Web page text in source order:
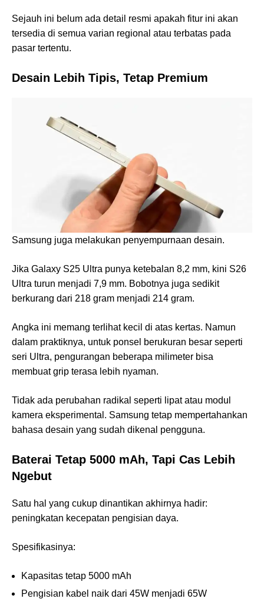
Sejauh ini belum ada detail resmi apakah fitur ini akan
tersedia di semua varian regional atau terbatas pada
pasar tertentu.
Desain Lebih Tipis, Tetap Premium
Samsung juga melakukan penyempurnaan desain.
Jika Galaxy S25 Ultra punya ketebalan 8,2 mm, kini S26
Ultra turun menjadi 7,9 mm. Bobotnya juga sedikit
berkurang dari 218 gram menjadi 214 gram.
Angka ini memang terlihat kecil di atas kertas. Namun
dalam praktiknya, untuk ponsel berukuran besar seperti
seri Ultra, pengurangan beberapa milimeter bisa
membuat grip terasa lebih nyaman.
Tidak ada perubahan radikal seperti lipat atau modul
kamera eksperimental. Samsung tetap mempertahankan
bahasa desain yang sudah dikenal pengguna.
Baterai Tetap 5000 mAh, Tapi Cas Lebih
Ngebut
Satu hal yang cukup dinantikan akhirnya hadir:
peningkatan kecepatan pengisian daya.
Spesifikasinya:
Kapasitas tetap 5000 mAh
Pengisian kabel naik dari 45W menjadi 65W